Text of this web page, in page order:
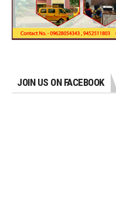
JOIN US ON FACEBOOK